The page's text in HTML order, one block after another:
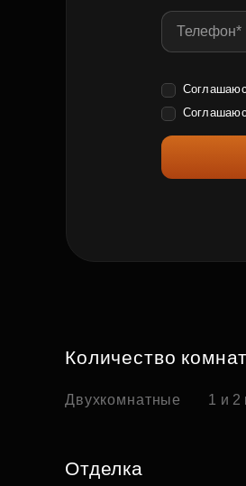
Количество комнат
Двухкомнатные 1 и 2
Отделка